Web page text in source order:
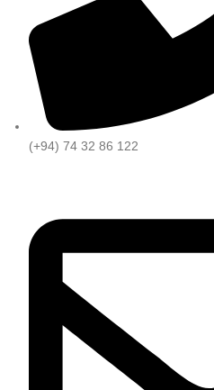
(+94) 74 32 86 122